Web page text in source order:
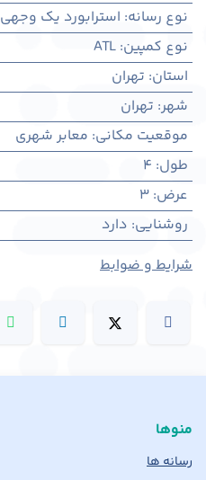
نوع رسانه: استرابورد یک وجهی
نوع کمپین:
ATL
استان: تهران
شهر: تهران
موقعیت مکانی: معابر شهری
طول:
4
عرض:
3
روشنایی: دارد
شرایط و ضوابط
منوها
رسانه ها